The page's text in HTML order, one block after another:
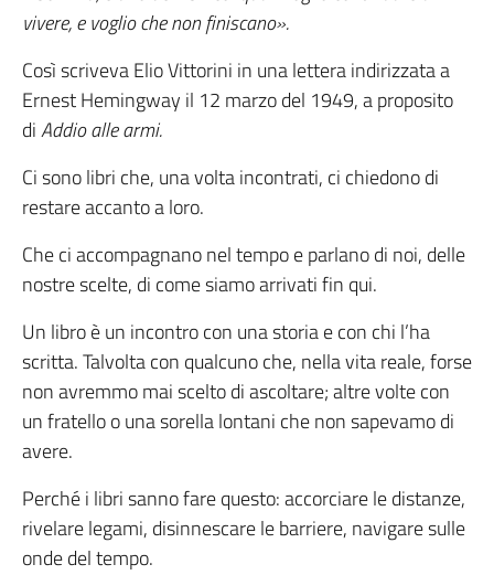
vivere, e voglio che non finiscano».
Così scriveva Elio Vittorini in una lettera indirizzata a
Ernest Hemingway il 12 marzo del 1949, a proposito
diAddio alle armi.
Ci sono libri che, una volta incontrati, ci chiedono di
restare accanto a loro.
Che ciaccompagnano nel tempo e parlano di noi, delle
nostre scelte, di come siamo arrivati fin qui.
Un libro è un incontro con una storia e con chi l’ha
scritta. Talvolta con qualcuno che, nella vita reale, forse
non avremmo mai scelto di ascoltare; altre volte con
un fratello o una sorella lontani che non sapevamo di
avere.
Perché i libri sanno fare questo: accorciare le distanze,
rivelare legami, disinnescare le barriere, navigare sulle
onde del tempo.